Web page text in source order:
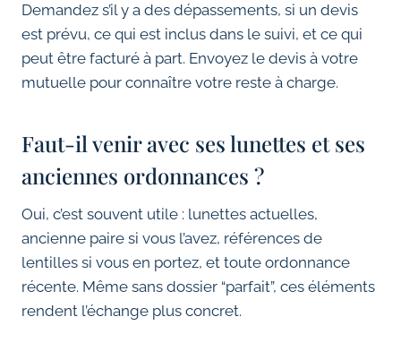
Demandez s’il y a des dépassements, si un devis
est prévu, ce qui est inclus dans le suivi, et ce qui
peut être facturé à part. Envoyez le devis à votre
mutuelle pour connaître votre reste à charge.
Faut-il venir avec ses lunettes et ses
anciennes ordonnances ?
Oui, c’est souvent utile : lunettes actuelles,
ancienne paire si vous l’avez, références de
lentilles si vous en portez, et toute ordonnance
récente. Même sans dossier “parfait”, ces éléments
rendent l’échange plus concret.